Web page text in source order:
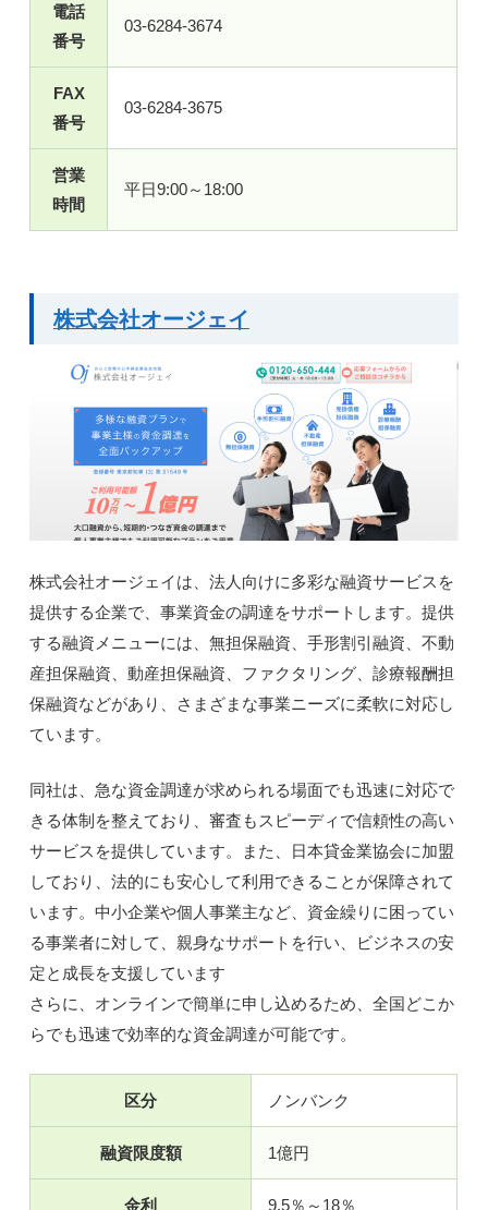
電話
番号
03-6284-3674
FAX
番号
03-6284-3675
営業
時間
平日9:00～18:00
株式会社オージェイ
株式会社オージェイは、法人向けに多彩な融資サービスを
提供する企業で、事業資金の調達をサポートします。提供
する融資メニューには、無担保融資、手形割引融資、不動
産担保融資、動産担保融資、ファクタリング、診療報酬担
保融資などがあり、さまざまな事業ニーズに柔軟に対応し
ています。
同社は、急な資金調達が求められる場面でも迅速に対応で
きる体制を整えており、審査もスピーディで信頼性の高い
サービスを提供しています。また、日本貸金業協会に加盟
しており、法的にも安心して利用できることが保障されて
います。中小企業や個人事業主など、資金繰りに困ってい
る事業者に対して、親身なサポートを行い、ビジネスの安
定と成長を支援しています
さらに、オンラインで簡単に申し込めるため、全国どこか
らでも迅速で効率的な資金調達が可能です。
区分 ノンバンク
融資限度額 1億円
金利 9.5％～18％